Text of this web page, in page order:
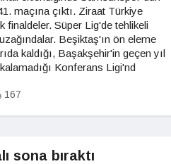
maçına çıktı. Ziraat Türkiye
finaldeler. Süper Lig'de tehlikeli
Beşiktaş'ın ön eleme
kaldığı, Başakşehir'in geçen yıl
Konferans Ligi'nd
167
sona bıraktı